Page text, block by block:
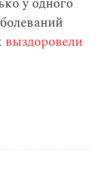
выздоровели